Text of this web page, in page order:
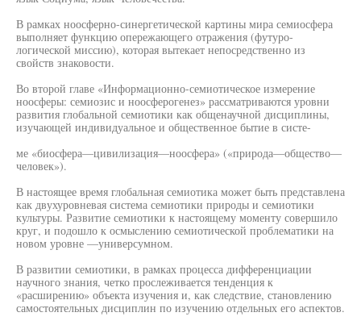
В рамках ноосферно-синергетической картины мира семиосфера
выполняет функцию опережающего отражения (футуро-
логической миссию), которая вытекает непосредственно из
свойств знаковости.
Во второй главе «Информационно-семиотическое измерение
ноосферы: семиозис и ноосферогенез» рассматриваются уровни
развития глобальной семиотики как общенаучной дисциплины,
изучающей индивидуальное и общественное бытие в систе-
ме «биосфера—цивилизация—ноосфера» («природа—общество—
человек»).
В настоящее время глобальная семиотика может быть представлена
как двухуровневая система семиотики природы и семиотики
культуры. Развитие семиотики к настоящему моменту совершило
круг, и подошло к осмыслению семиотической проблематики на
новом уровне —универсумном.
В развитии семиотики, в рамках процесса дифференциации
научного знания, четко прослеживается тенденция к
«расширению» объекта изучения и, как следствие, становлению
самостоятельных дисциплин по изучению отдельных его аспектов.